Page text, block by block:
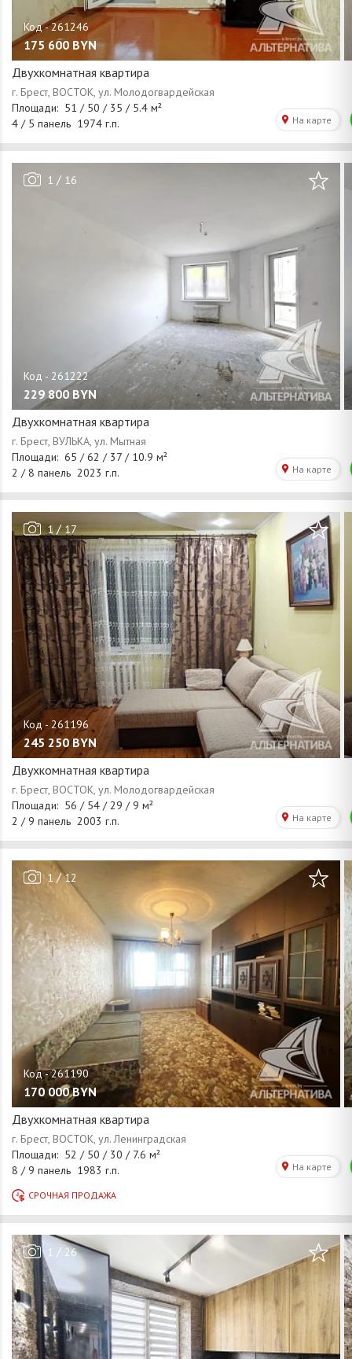
175 600 BYN
Двухкомнатная квартира
1 / 16
229 800 BYN
Двухкомнатная квартира
1/17
245 250 BYN
Двухкомнатная квартира
1 /12
170 000 BYN
Двухкомнатная квартира
1 / 26